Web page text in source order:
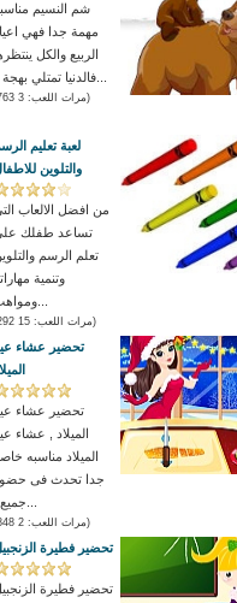
شم النسيم
مهمة جدا فهي
الربيع والكل
(مرات اللعب: 3 763)
لعبة تعليم
والتلوين
من افضل الالعاب
تساعد طفلك
تعلم الرسم
وتنمية
(مرات اللعب: 15 292)
تحضير عشاء
تحضير عشاء
الميلاد , عشاء
الميلاد مناسبه
جدا تحدث فى
(مرات اللعب: 2 848)
تحضير فطيرة
تحضير فطيرة